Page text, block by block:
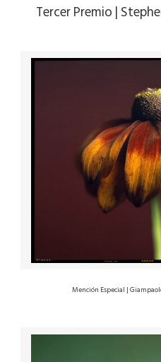
Tercer Premio |
Mención Especial |